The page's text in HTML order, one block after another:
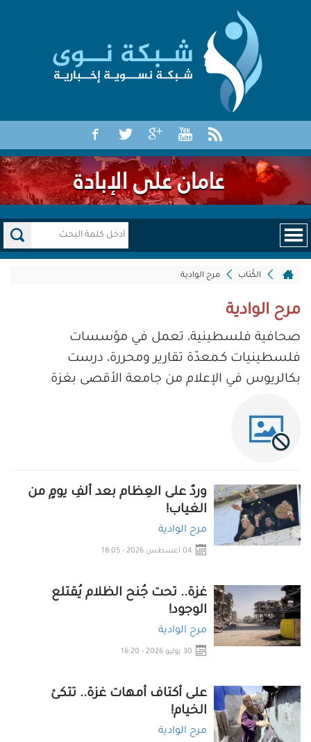
الكُتاب مرح الوادية
مرح الوادية
صحافية فلسطينية، تعمل في مؤسسات
فلسطينيات كـمعدّة تقارير ومحررة، درست
بكالريوس في الإعلام من جامعة الأقصى بغزة
وردٌ على العِظام بعد ألفِ يومٍ من
الغياب!
مرح الوادية
04 اعسطس 2026 - 18:05
غزة.. تحت جُنح الظلام يُقتلع
الوجود!
مرح الوادية
30 يوليو 2026 - 16:20
على أكتاف أمهات غزة.. تتكئ
الخيام!
مرح الوادية